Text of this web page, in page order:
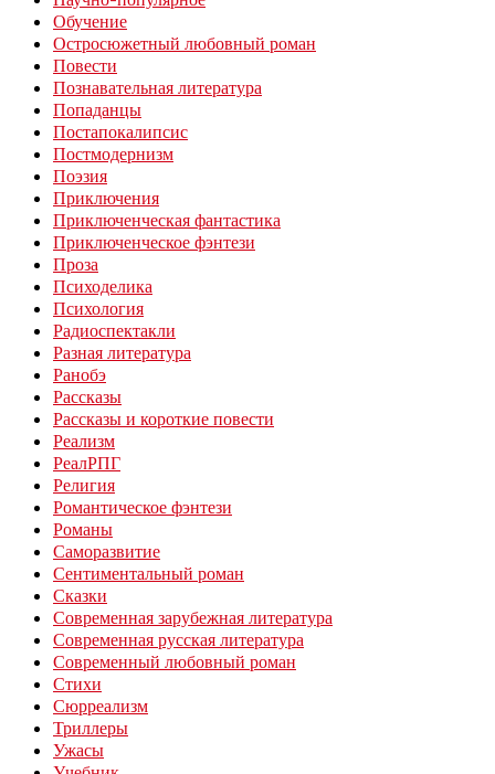
Обучение
Остросюжетный любовный роман
Повести
Познавательная литература
Попаданцы
Постапокалипсис
Постмодернизм
Поэзия
Приключения
Приключенческая фантастика
Приключенческое фэнтези
Проза
Психоделика
Психология
Радиоспектакли
Разная литература
Ранобэ
Рассказы
Рассказы и короткие повести
Реализм
РеалРПГ
Религия
Романтическое фэнтези
Романы
Саморазвитие
Сентиментальный роман
Сказки
Современная зарубежная литература
Современная русская литература
Современный любовный роман
Стихи
Сюрреализм
Триллеры
Ужасы